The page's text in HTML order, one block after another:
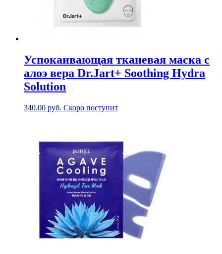
Успокаивающая тканевая маска с
алоэ вера Dr.Jart+ Soothing Hydra
Solution
340.00 руб. Скоро поступит